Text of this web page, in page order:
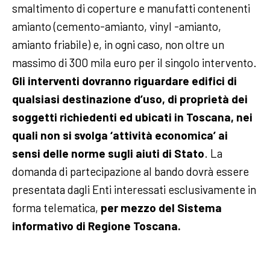
smaltimento di coperture e manufatti contenenti
amianto (cemento-amianto, vinyl -amianto,
amianto friabile) e, in ogni caso, non oltre un
massimo di 300 mila euro per il singolo intervento.
Gli interventi dovranno riguardare edifici di
qualsiasi destinazione d’uso, di proprietà dei
soggetti richiedenti ed ubicati in Toscana, nei
quali non si svolga ‘attività economica’ ai
sensi delle norme sugli aiuti di Stato. La
domanda di partecipazione al bando dovrà essere
presentata dagli Enti interessati esclusivamente in
forma telematica, per mezzo del Sistema
informativo di Regione Toscana.